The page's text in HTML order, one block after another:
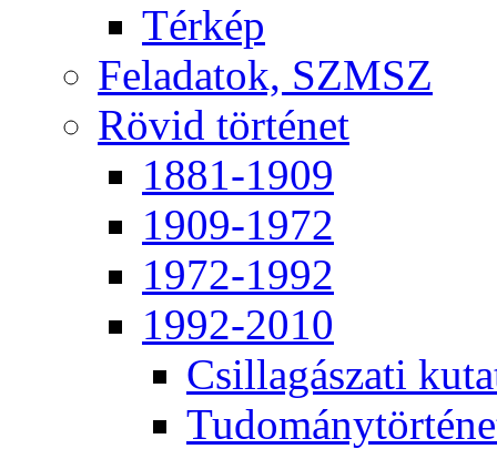
Tér­kép
Fel­ada­tok, SZMSZ
Rö­vid tör­té­net
1881-1909
1909-1972
1972-1992
1992-2010
Csil­la­gá­sza­ti